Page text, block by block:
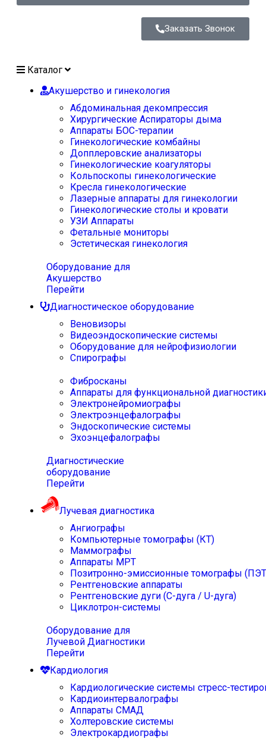
Заказать Звонок
Каталог
Акушерство и гинекология
Абдоминальная декомпрессия
Хирургические Аспираторы дыма
Аппараты БОС-терапии
Гинекологические комбайны
Допплеровские анализаторы
Гинекологические коагуляторы
Кольпоскопы гинекологические
Кресла гинекологические
Лазерные аппараты для гинекологии
Гинекологические столы и кровати
УЗИ Аппараты
Фетальные мониторы
Эстетическая гинекология
Оборудование для
Акушерство
Перейти
Диагностическое оборудование
Веновизоры
Видеоэндоскопические системы
Оборудование для нейрофизиологии
Спирографы
Фибросканы
Аппараты для функциональной
Электронейромиографы
Электроэнцефалографы
Эндоскопические системы
Эхоэнцефалографы
Диагностические
оборудование
Перейти
Лучевая диагностика
Ангиографы
Компьютерные томографы (КТ)
Маммографы
Аппараты МРТ
Позитронно-эмиссионные томографы
Рентгеновские аппараты
Рентгеновские дуги (С-дуга / U-дуга)
Циклотрон-системы
Оборудование для
Лучевой Диагностики
Перейти
Кардиология
Кардиологические системы стресс-
Кардиоинтервалографы
Аппараты СМАД
Холтеровские системы
Электрокардиографы